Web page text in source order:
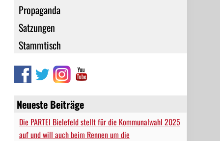
Propaganda
Satzungen
Stammtisch
Neueste Beiträge
Die PARTEI Bielefeld stellt für die Kommunalwahl 2025
auf und will auch beim Rennen um die